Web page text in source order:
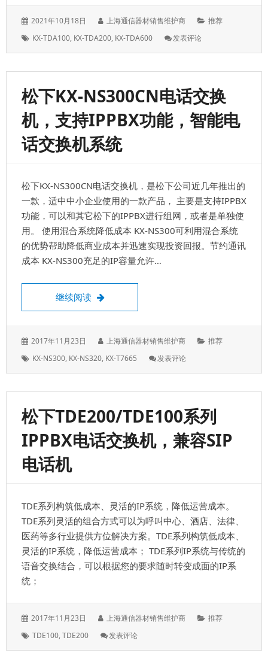
发
于：
2021年10月18日
作
上海通信器材销售维护商
分
推荐
标
KX-TDA100, KX-TDA200, KX-TDA600 发表评论: 开
线，
关
闭
外
线
松下KX-NS300CN电话交换
机，支持IPPBX功能，智能电
话交换机系统
松下KX-NS300CN电话交换机，是松下公司近几年推出的
一款，适中中小企业使用的一款产品， 主要是支持IPPBX
功能，可以和其它松下的IPPBX进行组网，或者是单独使
用。 使用混合系统降低成本 KX-NS300可利用混合系统
的优势帮助降低商业成本并迅速实现投资回报。节约通讯
成本 KX-NS300充足的IP容量允许…
继续阅读 松下KX-NS300CN电话交换机，支持
发
于：
2017年11月23日
作
上海通信器材销售维护商
分
推荐
标
KX-NS300, KX-NS320, KX-T7665 发表评论: 松
NS300CN
话
交
换
机，
能，
智
能
电
话
交
换
松下TDE200/TDE100系列
IPPBX电话交换机，兼容SIP
电话机
TDE系列构筑低成本、灵活的IP系统，降低运营成本。
TDE系列灵活的组合方式可以为呼叫中心、酒店、法律、
医药等多行业提供方位解决方案。TDE系列构筑低成本、
灵活的IP系统，降低运营成本； TDE系列IP系统与传统的
语音交换结合，可以根据您的要求随时转变成面的IP系
统；
发
于：
2017年11月23日
作
上海通信器材销售维护商
分
推荐
标
TDE100,TDE200 发表评论: 松